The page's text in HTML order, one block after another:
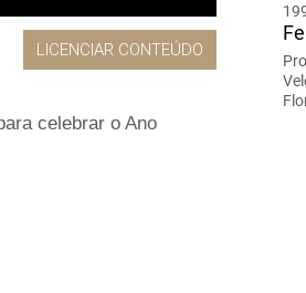
LICENCIAR CONTEÚDO
celebrar o Ano